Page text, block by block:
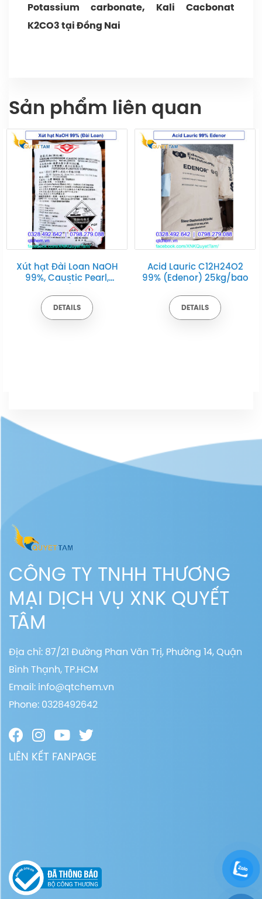
Potassium carbonate, Kali Cacbonat
K2CO3 tại Đồng Nai
Sản phẩm liên quan
Xút hạt Đài Loan NaOH
99%, Caustic Pearl,
DETAILS
Acid Lauric C12H24O2
99% (Edenor) 25kg/bao
DETAILS
CÔNG TY TNHH THƯƠNG
MẠI DỊCH VỤ XNK QUYẾT
TÂM
Địa chỉ: 87/21 Đường Phan Văn Trị, Phường 14, Quận
Bình Thạnh, TP.HCM
Email: info@qtchem.vn
Phone: 0328492642
LIÊN KẾT FANPAGE